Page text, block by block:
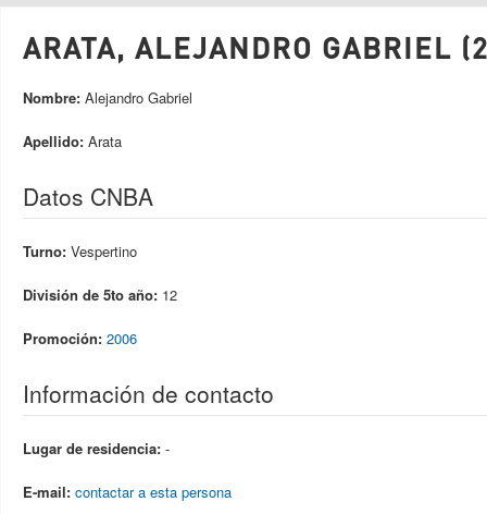
ARATA, ALEJANDRO GABRIEL
Nombre: Alejandro Gabriel
Apellido: Arata
Datos CNBA
Turno: Vespertino
División de 5to año: 12
Promoción: 2006
Información de contacto
Lugar de residencia: -
E-mail: contactar a esta persona